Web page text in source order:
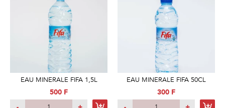
EAU MINERALE FIFA 1,5L
500 F
EAU MINERALE FIFA 50CL
300 F